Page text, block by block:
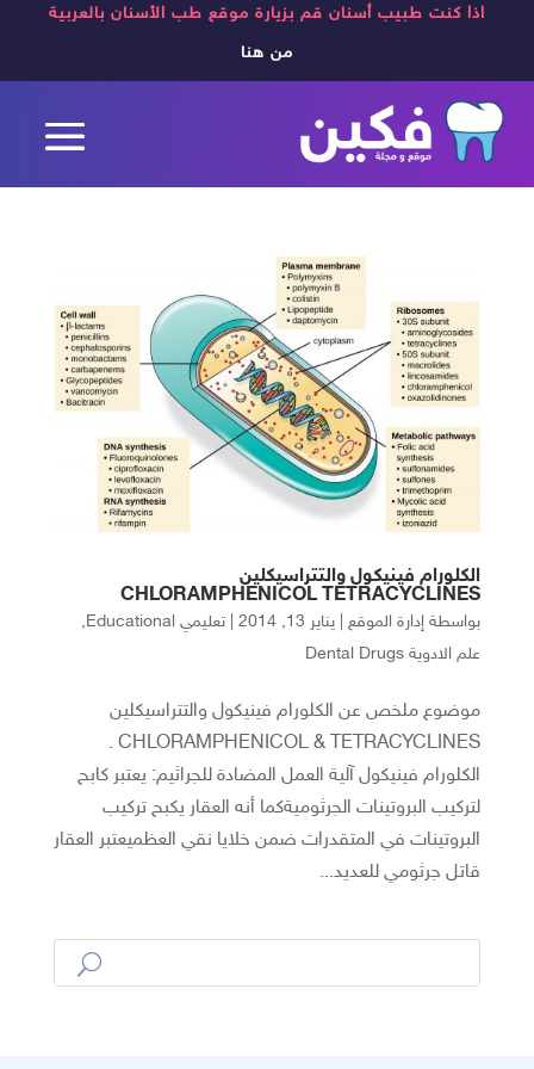
اذا كنت طبيب أسنان قم بزيارة موقع طب الأسنان بالعربية
من هنا
الكلورام فينيكول والتتراسيكلين
CHLORAMPHENICOL TETRACYCLINES
بواسطة إدارة الموقع| يناير 13, 2014 | تعليمي Educational
,
علم الادوية Dental Drugs
موضوع ملخص عن الكلورام فينيكول والتتراسيكلين
CHLORAMPHENICOL & TETRACYCLINES .
الكلورام فينيكول آلية العمل المضادة للجراثيم: يعتبر كابح
لتركيب البروتينات الجرثوميةكما أنه العقار يكبح تركيب
البروتينات في المتقدرات ضمن خلايا نقي العظميعتبر العقار
قاتل جرثومي للعديد...